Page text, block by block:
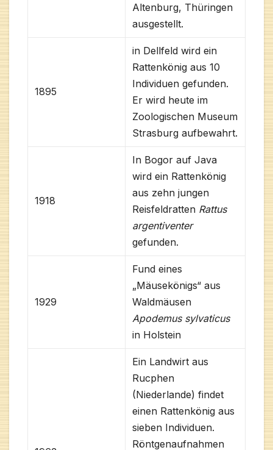
Altenburg, Thüringen
ausgestellt.
1895
in Dellfeld wird ein
Rattenkönig aus 10
Individuen gefunden.
Er wird heute im
Zoologischen Museum
Strasburg aufbewahrt.
1918
In Bogor auf Java
wird ein Rattenkönig
aus zehn jungen
Reisfeldratten Rattus
argentiventer
gefunden.
1929
Fund eines
„Mäusekönigs“ aus
Waldmäusen
Apodemus sylvaticus
in Holstein
Ein Landwirt aus
Rucphen
(Niederlande) findet
einen Rattenkönig aus
sieben Individuen.
Röntgenaufnahmen